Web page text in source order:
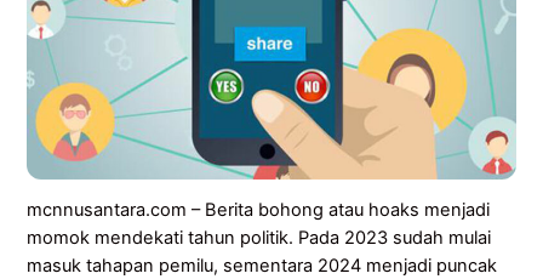
mcnnusantara.com – Berita bohong atau hoaks menjadi
momok mendekati tahun politik. Pada 2023 sudah mulai
masuk tahapan pemilu, sementara 2024 menjadi puncak